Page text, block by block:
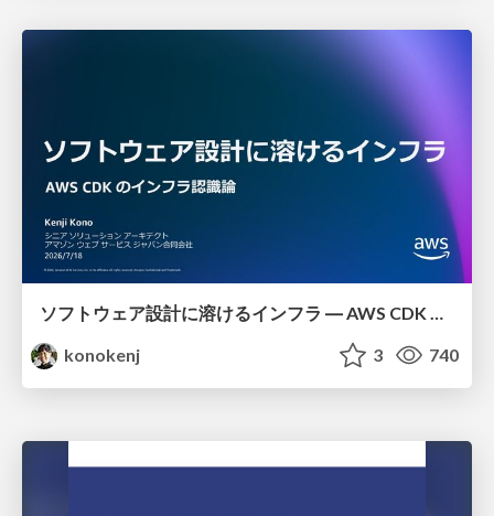
ソフトウェア設計に溶けるインフラ ― AWS CDK のインフラ認識論
konokenj
3 740